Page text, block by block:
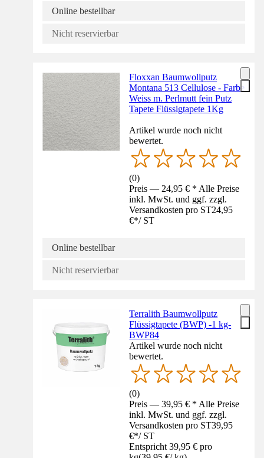
Online bestellbar
Nicht reservierbar
Floxxan Baumwollputz
Montana 513 Cellulose - Farbe
Weiss m. Perlmutt fein Putz
Tapete Flüssigtapete 1Kg
Artikel wurde noch nicht
bewertet.
(0)
Preis — 24,95 € * Alle Preise
inkl. MwSt. und ggf. zzgl.
Versandkosten pro ST24,95
€*/ ST
Online bestellbar
Nicht reservierbar
Terralith Baumwollputz
Flüssigtapete (BWP) -1 kg-
BWP84
Artikel wurde noch nicht
bewertet.
(0)
Preis — 39,95 € * Alle Preise
inkl. MwSt. und ggf. zzgl.
Versandkosten pro ST39,95
€*/ ST
Entspricht 39,95 € pro